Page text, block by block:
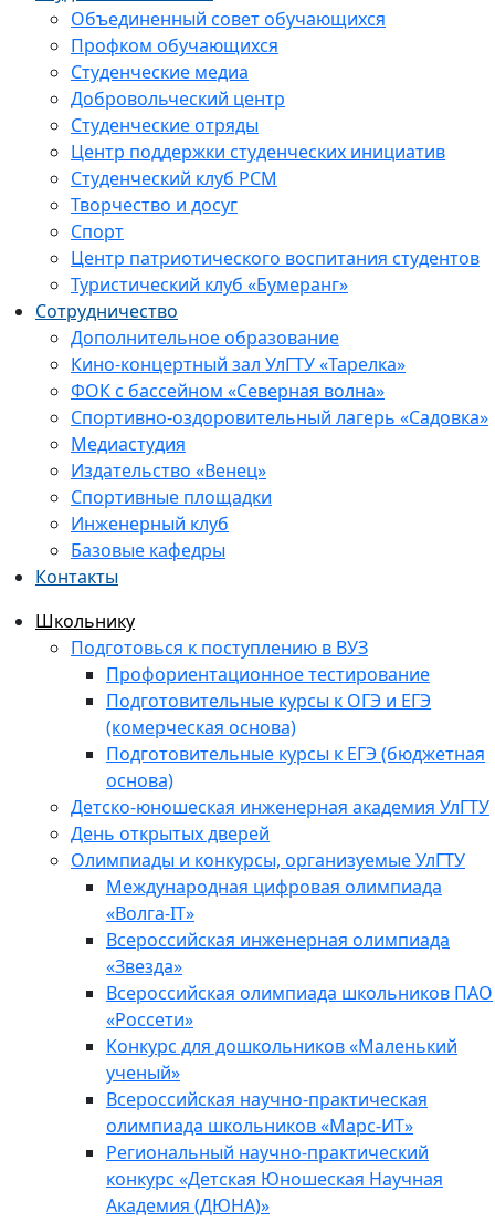
Объединенный совет обучающихся
Профком обучающихся
Студенческие медиа
Добровольческий центр
Студенческие отряды
Центр поддержки студенческих инициатив
Студенческий клуб РСМ
Творчество и досуг
Спорт
Центр патриотического воспитания студентов
Туристический клуб «Бумеранг»
Сотрудничество
Дополнительное образование
Кино-концертный зал УлГТУ «Тарелка»
ФОК с бассейном «Северная волна»
Спортивно-оздоровительный лагерь «Садовка»
Медиастудия
Издательство «Венец»
Спортивные площадки
Инженерный клуб
Базовые кафедры
Контакты
Школьнику
Подготовься к поступлению в ВУЗ
Профориентационное тестирование
Подготовительные курсы к ОГЭ и ЕГЭ
(комерческая основа)
Подготовительные курсы к ЕГЭ (бюджетная
основа)
Детско-юношеская инженерная академия УлГТУ
День открытых дверей
Олимпиады и конкурсы, организуемые УлГТУ
Международная цифровая олимпиада
«Волга-IT»
Всероссийская инженерная олимпиада
«Звезда»
Всероссийская олимпиада школьников ПАО
«Россети»
Конкурс для дошкольников «Маленький
ученый»
Всероссийская научно-практическая
олимпиада школьников «Марс-ИТ»
Региональный научно-практический
конкурс «Детская Юношеская Научная
Академия (ДЮНА)»